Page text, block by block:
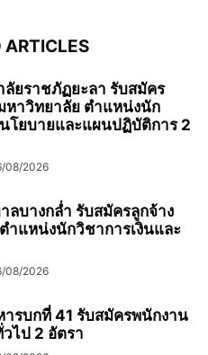
ARTICLES
ลัยราชภัฏยะลา รับสมัคร
หาวิทยาลัย ตำแหน่งนัก
โยบายและแผนปฏิบัติการ 2
08/2026
ลบางกล่ำ รับสมัครลูกจ้าง
ำแหน่งนักวิชาการเงินและ
08/2026
รบกที่ 41 รับสมัครพนักงาน
ไป 2 อัตรา